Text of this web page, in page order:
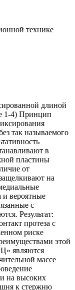
технике
длиной
1-4) Принцип
так называемого
в
пластины
от
на
и вероятные
с
Результат:
протеза с
риске
этой
являются
массе
и на высоких
к стержню